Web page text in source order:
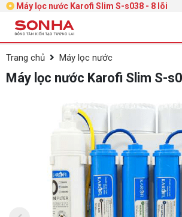
Máy lọc nước Karofi Slim S-s038 - 8 lõi
Trang chủ Máy lọc nước
Máy lọc nước Karofi Slim S-